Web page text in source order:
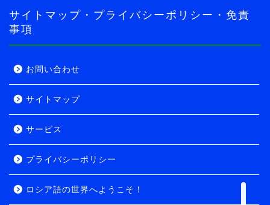
サイトマップ・プライバシーポリシー・免責
事項
お問い合わせ
サイトマップ
サービス
プライバシーポリシー
ロシア語の世界へようこそ！
サービス